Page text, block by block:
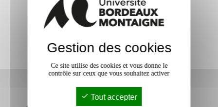
Gestion des cookies
Ce site utilise des cookies et vous donne le
contrôle sur ceux que vous souhaitez activer
Tout accepter